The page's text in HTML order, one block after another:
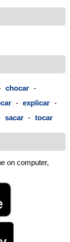
chocar -
- explicar -
sacar - tocar
on computer,